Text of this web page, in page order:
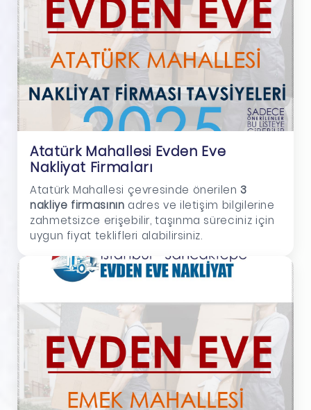
Atatürk Mahallesi Evden Eve
Nakliyat Firmaları
Atatürk Mahallesi çevresinde önerilen3
nakliye firmasının adres ve iletişim bilgilerine
zahmetsizce erişebilir, taşınma süreciniz için
uygun fiyat teklifleri alabilirsiniz.